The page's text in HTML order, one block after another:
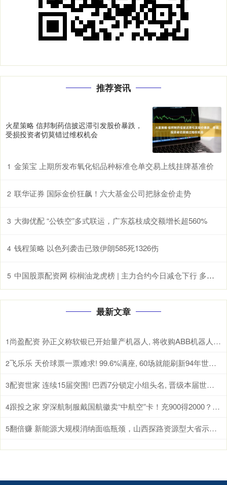
推荐资讯
火星策略 信邦制药信披迟滞引发股价暴跌，
受损投资者切莫错过维权机会
1 金策宝 上期所发布氧化铝品种标准仓单交易上线挂牌基准价
2 联华证券 国际金价狂飙！六大基金公司把脉金价走势
3 大御优配 “公铁空”多式联运，广东荔枝成交额增长超560%
4 钱程策略 以色列袭击已致伊朗585死1326伤
5 中国股票配资网 棕榈油龙虎榜 | 主力合约今日减仓下行 多方呈退场态势 空方呈进场态势
最新文章
1 尚盈配资 孙正义称软银已开始量产机器人, 将收购ABB机器人业务成“世界第一”
2 飞乐乐 天价球票一票难求! 99.6%满座, 60场就能刷新94年世界杯纪录
3 配资世家 连续15届突围! 巴西7分锁定小组头名, 晋级本届世界杯32强
4 跟投之家 穿深航制服戴国航徽卖“中航空”卡！充900得2000？深航紧急辟谣：非员工，套路老旧
5 翻倍赚 新能源大规模消纳面临瓶颈，山西探路资源型大省示范样本